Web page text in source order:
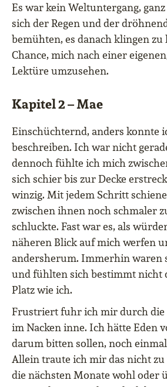
Es war kein Weltuntergang,
sich der Regen und der
bemühten, es danach klingen zu
Chance, mich nach einer
Lektüre umzusehen.
Kapitel 2 – Mae
Einschüchternd, anders konnte
beschreiben. Ich war nicht
dennoch fühlte ich mich
sich schier bis zur Decke
winzig. Mit jedem Schritt
zwischen ihnen noch schmaler
schluckte. Fast war es, als
näheren Blick auf mich werfen
andersherum. Immerhin waren
und fühlten sich bestimmt nicht
Platz wie ich.
Frustriert fuhr ich mir durch die
im Nacken inne. Ich hätte Eden
darum bitten sollen, noch
Allein traute ich mir das nicht zu
die nächsten Monate wohl oder